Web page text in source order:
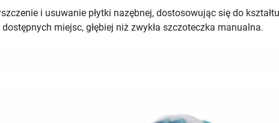
i usuwanie płytki nazębnej, dostosowując się do
miejsc, głębiej niż zwykła szczoteczka manualna.